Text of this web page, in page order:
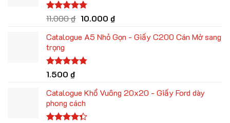
Được xếp
4.75
5 sao
11.000₫ Giá
là:
10.000 ₫Giá
tại
Catalogue A5 Nhỏ Gọn - Giấy C200 Cán Mờ sang
trọng
Được xếp
4.75
5 sao
1.500 ₫
Catalogue Khổ Vuông 20x20 - Giấy Ford dày
phong cách